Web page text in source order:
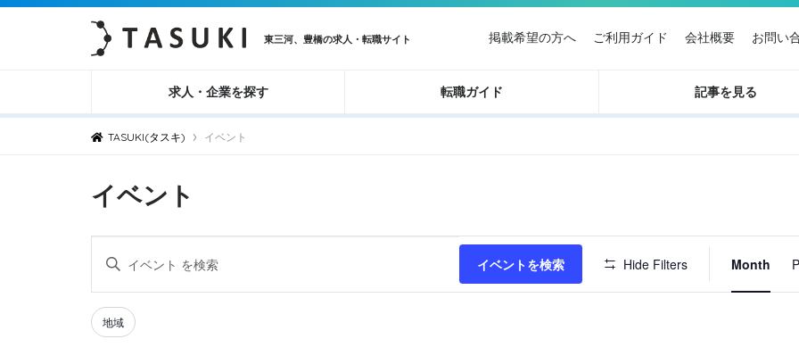
東三河、豊橋の求人・転職サイト 掲載希望の方へ ご利用ガイド 会社概要 お問い
求人・企業を探す 転職ガイド 記事を見る
TASUKI(タスキ) › イベント
イベント
イ
ベ
ン
ト
ワ
ー
イベントを検索 Hide Filters
ベ
ン
Month
Filters
Changing
any
地域